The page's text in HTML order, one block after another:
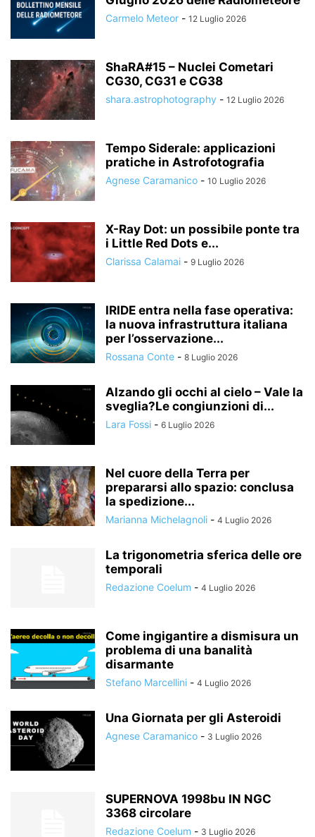
Carmelo Meteor - 12 Luglio 2026
ShaRA#15 – Nuclei Cometari
CG30, CG31 e CG38
shara.astrophotography - 12 Luglio 2026
Tempo Siderale: applicazioni
pratiche in Astrofotografia
Agnese Caramanico - 10 Luglio 2026
X-Ray Dot: un possibile ponte tra
i Little Red Dots e...
Clarissa Calamai - 9 Luglio 2026
IRIDE entra nella fase operativa:
la nuova infrastruttura italiana
per l’osservazione...
Rossana Conte - 8 Luglio 2026
Alzando gli occhi al cielo – Vale la
sveglia?Le congiunzioni di...
Lara Fossi - 6 Luglio 2026
Nel cuore della Terra per
prepararsi allo spazio: conclusa
la spedizione...
Marianna Michelagnoli - 4 Luglio 2026
La trigonometria sferica delle ore
temporali
Redazione Coelum - 4 Luglio 2026
Come ingigantire a dismisura un
problema di una banalità
disarmante
Stefano Marcellini - 4 Luglio 2026
Una Giornata per gli Asteroidi
Agnese Caramanico - 3 Luglio 2026
SUPERNOVA 1998bu IN NGC
3368 circolare
Redazione Coelum - 3 Luglio 2026